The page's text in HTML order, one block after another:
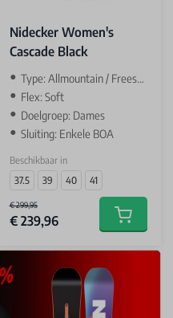
Nidecker Women's
Cascade Black
Type: Allmountain / Freestyle
Flex: Soft
Doelgroep: Dames
Sluiting: Enkele BOA
Beschikbaar in
37.5
39 40 41
€ 299,95
€ 239,96 Add to